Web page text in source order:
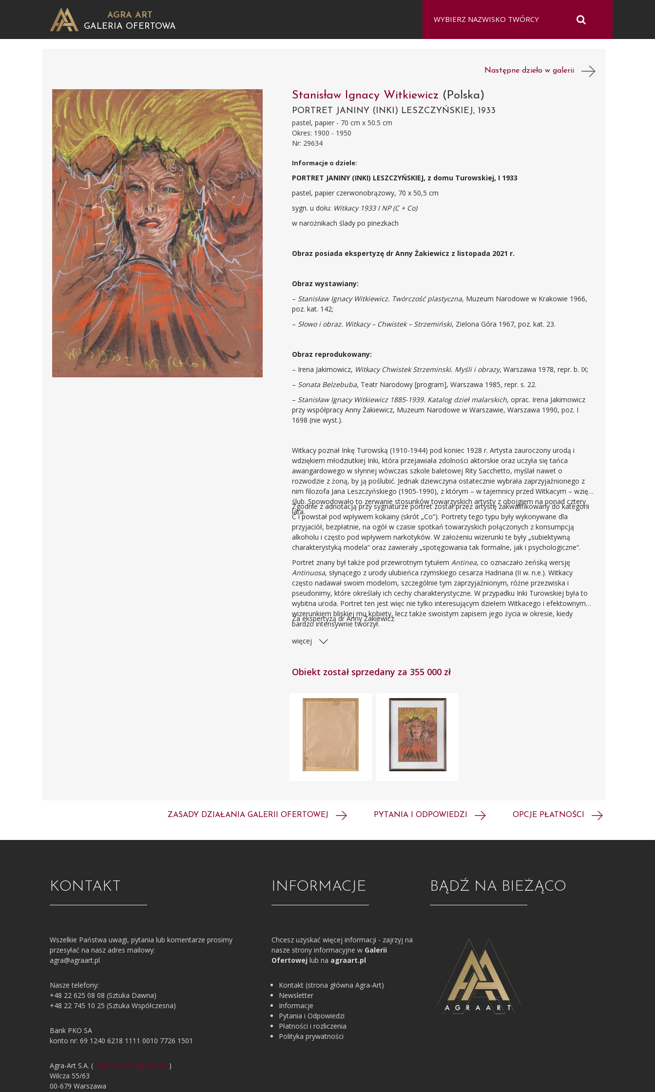
AGRA ART
GALERIA OFERTOWA
Następne dzieło w galerii
Stanisław Ignacy Witkiewicz (Polska)
PORTRET JANINY (INKI) LESZCZYŃSKIEJ, 1933
pastel, papier - 70 cm x 50.5 cm
Okres: 1900 - 1950
Nr: 29634
Informacje o dziele:
PORTRET JANINY (INKI) LESZCZYŃSKIEJ, z domu Turowskiej, I 1933
pastel, papier czerwonobrązowy, 70 x 50,5 cm
sygn. u dołu: Witkacy 1933 I NP (C + Co)
w narożnikach ślady po pinezkach
Obraz posiada ekspertyzę dr Anny Żakiewicz z listopada 2021 r.
Obraz wystawiany:
– Stanisław Ignacy Witkiewicz. Twórczość plastyczna, Muzeum Narodowe w Krakowie 1966,
poz. kat. 142;
– Słowo i obraz. Witkacy – Chwistek – Strzemiński, Zielona Góra 1967, poz. kat. 23.
Obraz reprodukowany:
– Irena Jakimowicz, Witkacy Chwistek Strzeminski. Myśli i obrazy, Warszawa 1978, repr. b. IX;
– Sonata Belzebuba, Teatr Narodowy [program], Warszawa 1985, repr. s. 22.
– Stanisław Ignacy Witkiewicz 1885-1939. Katalog dzieł malarskich, oprac. Irena Jakimowicz
przy współpracy Anny Żakiewicz, Muzeum Narodowe w Warszawie, Warszawa 1990, poz. I
1698 (nie wyst.).
Witkacy poznał Inkę Turowską (1910-1944) pod koniec 1928 r. Artysta zauroczony urodą i
wdziękiem młodziutkiej Inki, która przejawiała zdolności aktorskie oraz uczyła się tańca
awangardowego w słynnej wówczas szkole baletowej Rity Sacchetto, myślał nawet o
rozwodzie z żoną, by ją poślubić. Jednak dziewczyna ostatecznie wybrała zaprzyjaźnionego z
nim filozofa Jana Leszczyńskiego (1905-1990), z którym – w tajemnicy przed Witkacym – wzięła
ślub. Spowodowało to zerwanie stosunków towarzyskich artysty z obojgiem na ponad cztery
lata.
Zgodnie z adnotacją przy sygnaturze portret został przez artystę zakwalifikowany do kategorii
C i powstał pod wpływem kokainy (skrót „Co“). Portrety tego typu były wykonywane dla
przyjaciół, bezpłatnie, na ogół w czasie spotkań towarzyskich połączonych z konsumpcją
alkoholu i często pod wpływem narkotyków. W założeniu wizerunki te były „subiektywną
charakterystyką modela“ oraz zawierały „spotęgowania tak formalne, jak i psychologiczne“.
Portret znany był także pod przewrotnym tytułemAntinea, co oznaczało żeńską wersję
Antinuosa, słynącego z urody ulubieńca rzymskiego cesarza Hadriana (II w. n.e.). Witkacy
często nadawał swoim modelom, szczególnie tym zaprzyjaźnionym, różne przezwiska i
pseudonimy, które określały ich cechy charakterystyczne. W przypadku Inki Turowskiej była to
wybitna uroda. Portret ten jest więc nie tylko interesującym dziełem Witkacego i efektownym
wizerunkiem bliskiej mu kobiety, lecz także swoistym zapisem jego życia w okresie, kiedy
bardzo intensywnie tworzył.
Za ekspertyzą dr Anny Żakiewicz
więcej
Obiekt został sprzedany za 355 000 zł
ZASADY DZIAŁANIA GALERII OFERTOWEJ PYTANIA I ODPOWIEDZI OPCJE PŁATNOŚCI
BĄDŹ NA BIEŻĄCO
INFORMACJE
Chcesz uzyskać więcej informacji - zajrzyj na
nasze strony informacyjne w Galerii
Ofertowej lub na agraart.pl
Kontakt (strona główna Agra-Art)
Newsletter
Informacje
Pytania i Odpowiedzi
Płatności i rozliczenia
Polityka prywatności
KONTAKT
Wszelkie Państwa uwagi, pytania lub komentarze prosimy
przesyłać na nasz adres mailowy:
agra@agraart.pl
Nasze telefony:
+48 22 625 08 08 (Sztuka Dawna)
+48 22 745 10 25 (Sztuka Współczesna)
Bank PKO SA
konto nr: 69 1240 6218 1111 0010 7726 1501
Agra-Art S.A. ( https://www.agraart.pl/ )
Wilcza 55/63
00-679 Warszawa